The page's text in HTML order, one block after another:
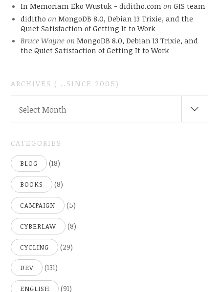
In Memoriam Eko Wustuk - diditho.com on GIS team
diditho on MongoDB 8.0, Debian 13 Trixie, and the
Quiet Satisfaction of Getting It to Work
Bruce Wayneon MongoDB 8.0, Debian 13 Trixie, and
the Quiet Satisfaction of Getting It to Work
ARCHIVES ( ..SINCE 2005)
Select Month
CATEGORIES
BLOG (18)
BOOKS (8)
CAMPAIGN (5)
CYBERLAW (8)
CYCLING (29)
DEV (131)
ENGLISH (91)